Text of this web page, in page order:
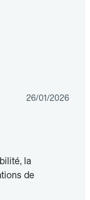
26/01/2026
la
de